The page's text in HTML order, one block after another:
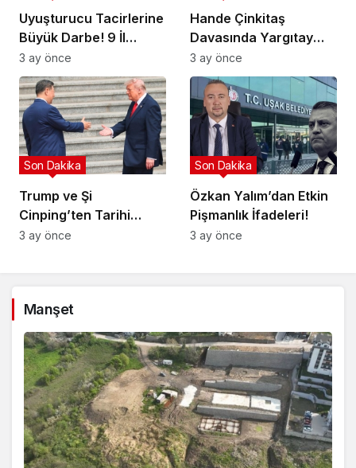
Uyuşturucu Tacirlerine
Büyük Darbe! 9 İl
Hedefte!
3 ay önce
Hande Çinkitaş
Davasında Yargıtay
Kararı!
3 ay önce
Trump ve Şi
Cinping’ten Tarihi
Ortaklık Mesajı
Son Dakika
3 ay önce
Özkan Yalım’dan Etkin
Pişmanlık İfadeleri!
Son Dakika
3 ay önce
Manşet